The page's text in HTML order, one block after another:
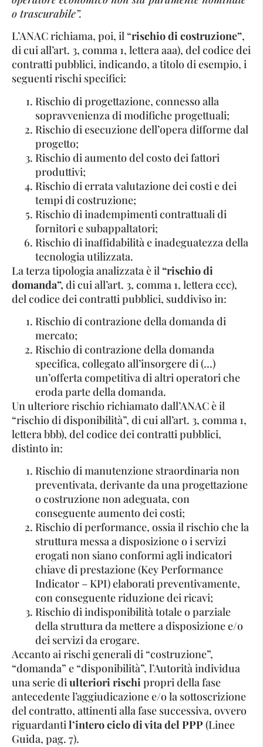
o trascurabile”.
L’ANAC richiama, poi, il “rischio di costruzione”,
di cui all’art. 3, comma 1, lettera aaa), del codice dei
contratti pubblici, indicando, a titolo di esempio, i
seguenti rischi specifici:
Rischio di progettazione, connesso alla
sopravvenienza di modifiche progettuali;
Rischio di esecuzione dell’opera difforme dal
progetto;
Rischio di aumento del costo dei fattori
produttivi;
Rischio di errata valutazione dei costi e dei
tempi di costruzione;
Rischio di inadempimenti contrattuali di
fornitori e subappaltatori;
Rischio di inaffidabilità e inadeguatezza della
tecnologia utilizzata.
La terza tipologia analizzata è il “rischio di
domanda”, di cui all’art. 3, comma 1, lettera ccc),
del codice dei contratti pubblici, suddiviso in:
Rischio di contrazione della domanda di
mercato;
Rischio di contrazione della domanda
specifica, collegato all’insorgere di (…)
un’offerta competitiva di altri operatori che
eroda parte della domanda.
Un ulteriore rischio richiamato dall’ANAC è il
“rischio di disponibilità”, di cui all’art. 3, comma 1,
lettera bbb), del codice dei contratti pubblici,
distinto in:
Rischio di manutenzione straordinaria non
preventivata, derivante da una progettazione
o costruzione non adeguata, con
conseguente aumento dei costi;
Rischio di performance, ossia il rischio che la
struttura messa a disposizione o i servizi
erogati non siano conformi agli indicatori
chiave di prestazione (Key Performance
Indicator – KPI) elaborati preventivamente,
con conseguente riduzione dei ricavi;
Rischio di indisponibilità totale o parziale
della struttura da mettere a disposizione e/o
dei servizi da erogare.
Accanto ai rischi generali di “costruzione”,
“domanda” e “disponibilità”, l’Autorità individua
una serie diulteriori rischipropri della fase
antecedente l’aggiudicazione e/o la sottoscrizione
del contratto, attinenti alla fase successiva, ovvero
riguardantil’intero ciclo di vita del PPP(Linee
Guida, pag. 7).